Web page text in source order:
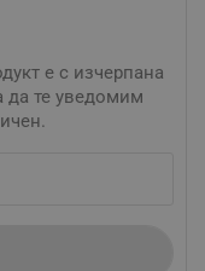
е с изчерпана
да те уведомим